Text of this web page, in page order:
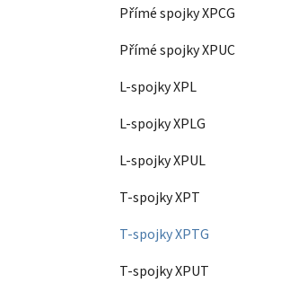
Přímé spojky XPCG
Přímé spojky XPUC
L-spojky XPL
L-spojky XPLG
L-spojky XPUL
T-spojky XPT
T-spojky XPTG
T-spojky XPUT